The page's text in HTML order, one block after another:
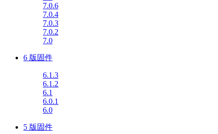
7.0.6
7.0.4
7.0.3
7.0.2
7.0
6 版固件
6.1.3
6.1.2
6.1
6.0.1
6.0
5 版固件